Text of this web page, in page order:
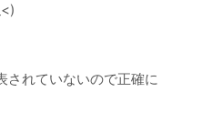
されていないので正確に